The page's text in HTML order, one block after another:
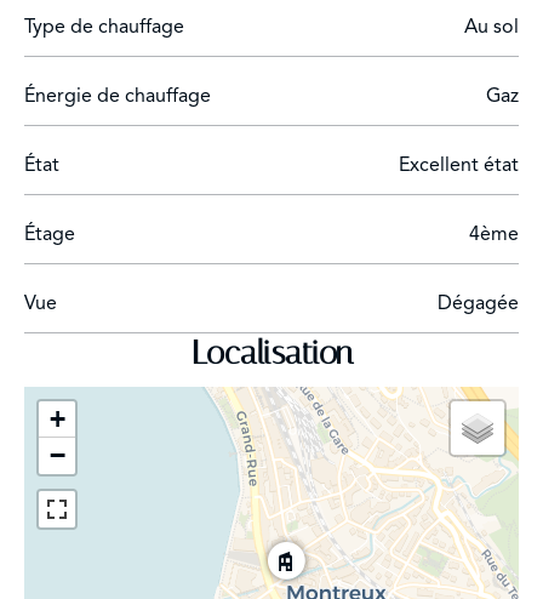
Type de chauffage Au sol
Énergie de chauffage Gaz
État Excellent état
Étage 4ème
Vue Dégagée
Localisation
+
−